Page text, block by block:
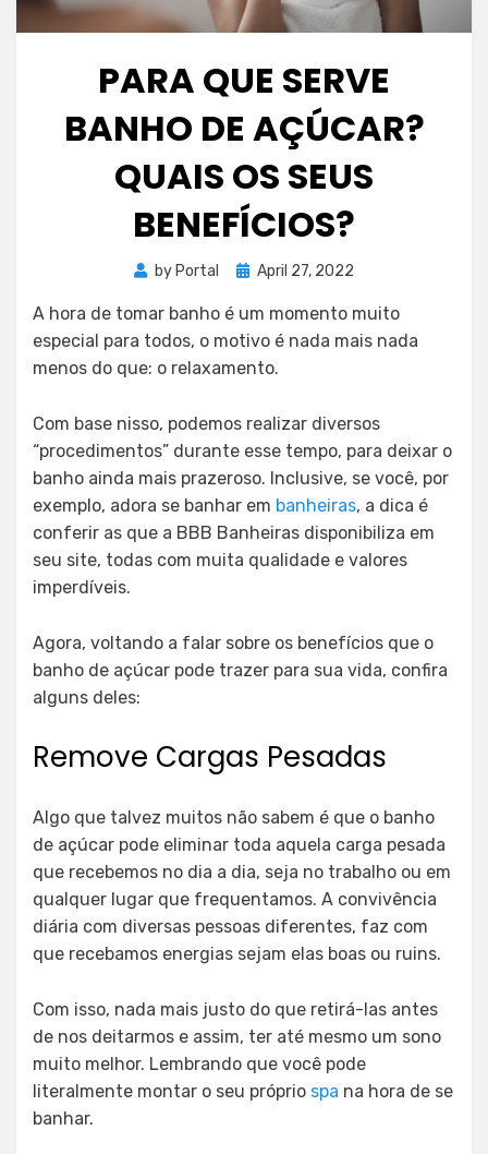
PARA QUE SERVE
BANHO DE AÇÚCAR?
QUAIS OS SEUS
BENEFÍCIOS?
by Portal
Posted
April 27, 2022
A hora de tomar banho é um momento muito
especial para todos, o motivo é nada mais nada
menos do que: o relaxamento.
Com base nisso, podemos realizar diversos
“procedimentos” durante esse tempo, para deixar o
banho ainda mais prazeroso. Inclusive, se você, por
exemplo, adora se banhar em banheiras, a dica é
conferir as que a BBB Banheiras disponibiliza em
seu site, todas com muita qualidade e valores
imperdíveis.
Agora, voltando a falar sobre os benefícios que o
banho de açúcar pode trazer para sua vida, confira
alguns deles:
Remove Cargas Pesadas
Algo que talvez muitos não sabem é que o banho
de açúcar pode eliminar toda aquela carga pesada
que recebemos no dia a dia, seja no trabalho ou em
qualquer lugar que frequentamos. A convivência
diária com diversas pessoas diferentes, faz com
que recebamos energias sejam elas boas ou ruins.
Com isso, nada mais justo do que retirá-las antes
de nos deitarmos e assim, ter até mesmo um sono
muito melhor. Lembrando que você pode
literalmente montar o seu próprio spa na hora de se
banhar.